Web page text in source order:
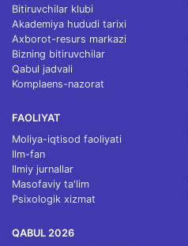
Bitiruvchilar klubi
Akademiya hududi tarixi
Axborot-resurs markazi
Bizning bitiruvchilar
Qabul jadvali
Komplaens-nazorat
FAOLIYAT
Moliya-iqtisod faoliyati
Ilm-fan
Ilmiy jurnallar
Masofaviy ta'lim
Psixologik xizmat
QABUL 2026